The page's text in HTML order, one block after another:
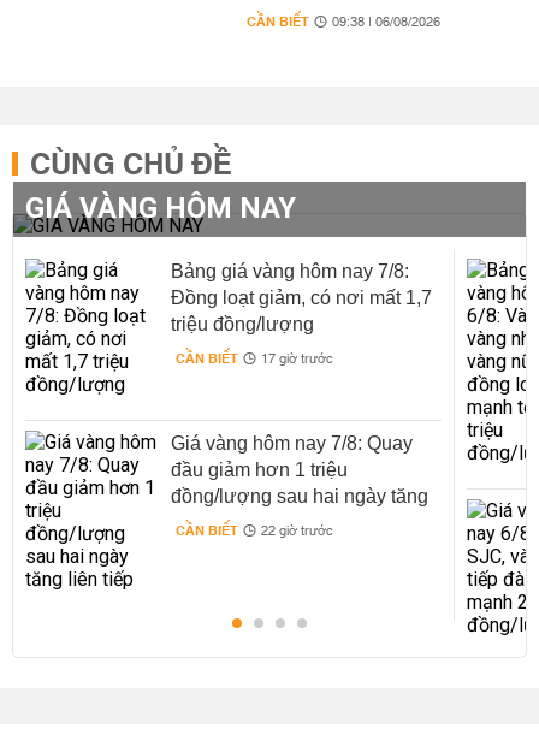
CẦN BIẾT 09:38 | 06/08/2026
CÙNG CHỦ ĐỀ
GIÁ VÀNG HÔM NAY
Bảng giá vàng hôm nay 7/8:
Đồng loạt giảm, có nơi mất 1,7
triệu đồng/lượng
CẦN BIẾT 17 giờ trước
Giá vàng hôm nay 7/8: Quay
đầu giảm hơn 1 triệu
đồng/lượng sau hai ngày tăng
liên tiếp
CẦN BIẾT 22 giờ trước